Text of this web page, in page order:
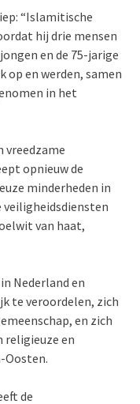
“Islamitische
hij drie mensen
en de 75-jarige
op en werden, samen
in het
vreedzame
opnieuw de
minderheden in
veiligheidsdiensten
van haat,
Nederland en
te veroordelen, zich
en zich
religieuze en
Oosten.
de